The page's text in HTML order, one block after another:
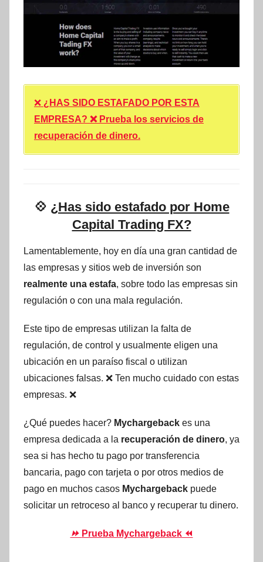
❌ ¿HAS SIDO ESTAFADO POR ESTA
EMPRESA? ❌ Prueba los servicios de
recuperación de dinero.
💠 ¿Has sido estafado por Home
Capital Trading FX?
Lamentablemente, hoy en día una gran cantidad de
las empresas y sitios web de inversión son
realmente una estafa, sobre todo las empresas sin
regulación o con una mala regulación.
Este tipo de empresas utilizan la falta de
regulación, de control y usualmente eligen una
ubicación en un paraíso fiscal o utilizan
ubicaciones falsas. ❌ Ten mucho cuidado con estas
empresas. ❌
¿Qué puedes hacer? Mychargeback es una
empresa dedicada a la recuperación de dinero, ya
sea si has hecho tu pago por transferencia
bancaria, pago con tarjeta o por otros medios de
pago en muchos casos Mychargeback puede
solicitar un retroceso al banco y recuperar tu dinero.
⏩ Prueba Mychargeback ⏪